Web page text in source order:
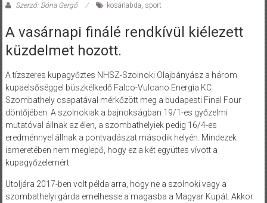
Szerző: Bóna Gergő kosárlabda sport
A vasárnapi finálé rendkívül kiélezett
küzdelmet hozott.
A tízszeres kupagyőztes NHSZ-Szolnoki Olajbányász a három
kupaelsőséggel büszkélkedő Falco-Vulcano Energia KC
Szombathely csapatával mérkőzött meg a budapesti Final Four
döntőjében. A szolnokiak a bajnokságban 19/1-es győzelmi
mutatóval állnak az élen, a szombathelyiek pedig 16/4-es
eredménnyel állnak a pontvadászat második helyén. Mindezek
ismeretében nem meglepő, hogy ez a két együttes vívott a
kupagyőzelemért.
Utoljára 2017-ben volt példa arra, hogy ne a szolnoki vagy a
szombathelyi gárda emelhesse a magasba a Magyar Kupát. Akkor